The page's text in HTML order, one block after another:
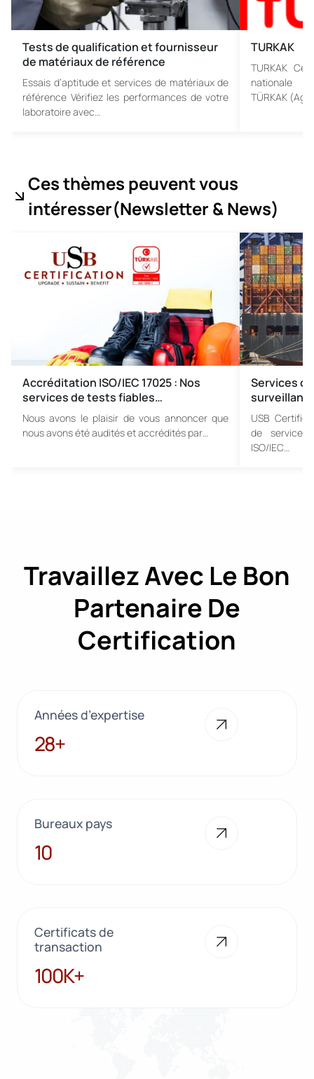
Tests de qualification et fournisseur
de matériaux de référence
Essais d’aptitude et services de matériaux de
référence Vérifiez les performances de votre
laboratoire avec…
TURKAK
TURKAK
nationale
TÜRKAK
Ces thèmes peuvent vous
intéresser(Newsletter & News)
Accréditation ISO/IEC 17025 : Nos
services de tests fiables…
Nous avons le plaisir de vous annoncer que
nous avons été audités et accrédités par…
Services
USB
de
ISO/IEC…
Travaillez Avec Le Bon
Partenaire De
Certification
Années d’expertise
28+
28+
Bureaux pays
10
10
Certificats de
transaction
100K+
100K+